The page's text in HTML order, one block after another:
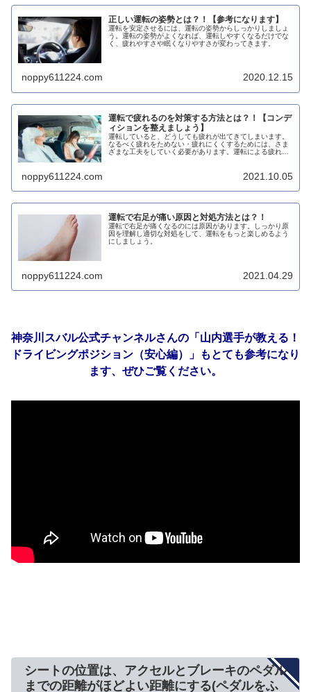
正しい運転の姿勢とは？！【参考になります】
運転を安定させるには、運転の姿勢からしっかりしましょ
う。運転の姿勢がよくなれば、運転しやすくなるだけでな
く、疲れやすさや眠くなりやすさが変わってきます。
noppy611224.com 2020.12.15
運転で疲れるのを対策する方法とは？！【コンデ
ィションを整えましょう】
運転していると、どうしても疲れが出てきてしまいます。
なるべく疲れをためない・疲れにくくするためには、さま
ざまな工夫をしていく必要があります。運転による疲れを
noppy611224.com 2021.10.05
運転で右足が痛い原因と対処方法とは？！
運転で右足が痛くなるのには原因があります。しっかり原
因を理解し適切な対処をして、運転をもっと楽しめるよう
にしましょう。
noppy611224.com 2021.04.29
神奈川スバル公式チャンネルさんの「山内選手が教える！
ドライビングポジション（安心編）」もとても参考になり
ます、ぜひご覧ください。
シートの位置は、アクセルとブレーキのペダル
までの距離がほどよい距離にする(ペダルをふ